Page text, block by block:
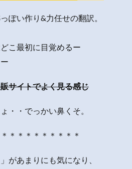
ぽい作り&力任せの翻訳。
こ最初に目覚めるー
サイトでよく見る感じ
・・でっかい鼻くそ。
＊＊＊＊＊＊＊＊＊
があまりにも気になり、